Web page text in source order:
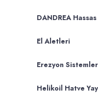
DANDREA
El Aletleri
Erezyon
Helikoil Hatve